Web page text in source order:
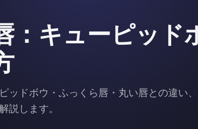
：キューピッド
ッドボウ・ふっくら唇・丸い唇との違い
説します。